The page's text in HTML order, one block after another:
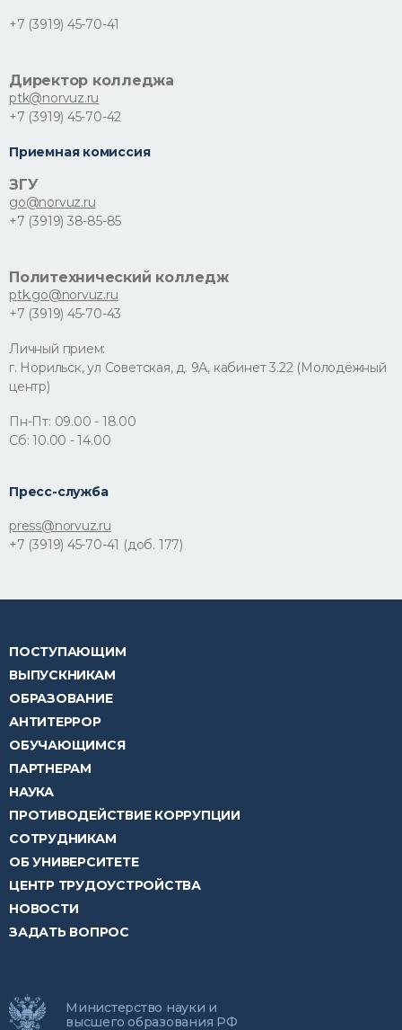
+7 (3919) 45-70-41
Директор колледжа
ptk@norvuz.ru
+7 (3919) 45-70-42
Приемная комиссия
ЗГУ
go@norvuz.ru
+7 (3919) 38-85-85
Политехнический колледж
ptk.go@norvuz.ru
+7 (3919) 45-70-43
Личный прием:
г. Норильск, ул Советская, д. 9А, кабинет 3.22 (Молодёжный
центр)
Пн-Пт: 09.00 - 18.00
Сб: 10.00 - 14.00
Пресс-служба
press@norvuz.ru
+7 (3919) 45-70-41 (доб. 177)
ПОСТУПАЮЩИМ
ВЫПУСКНИКАМ
ОБРАЗОВАНИЕ
АНТИТЕРРОР
ОБУЧАЮЩИМСЯ
ПАРТНЕРАМ
НАУКА
ПРОТИВОДЕЙСТВИЕ КОРРУПЦИИ
СОТРУДНИКАМ
ОБ УНИВЕРСИТЕТЕ
ЦЕНТР ТРУДОУСТРОЙСТВА
НОВОСТИ
ЗАДАТЬ ВОПРОС
Министерство науки и
высшего образования РФ